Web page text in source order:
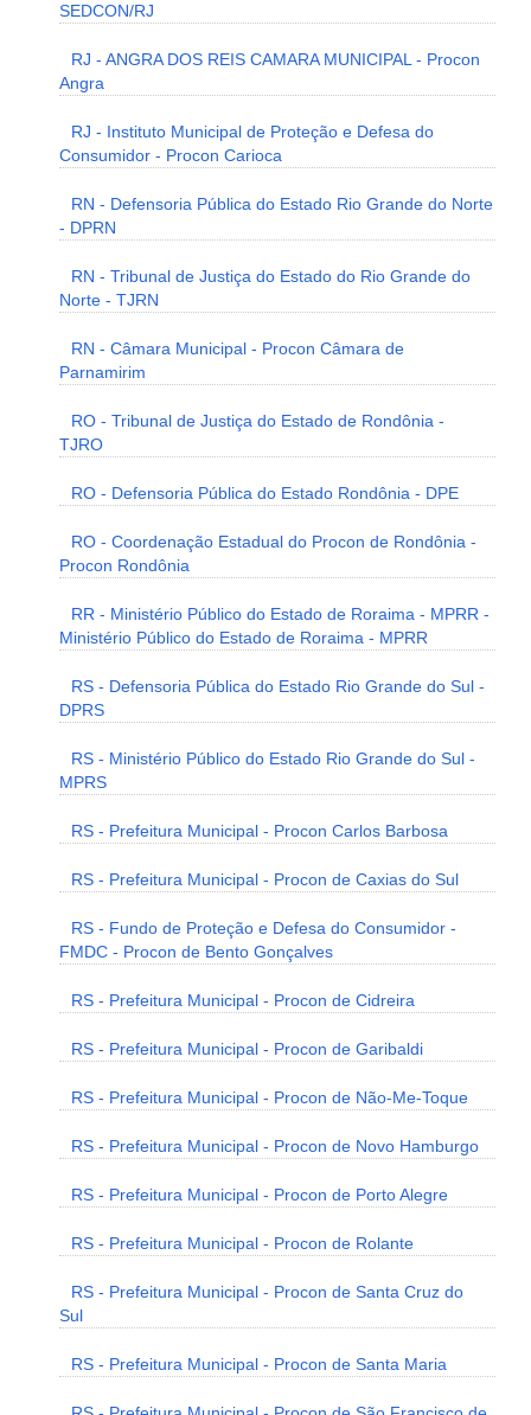
SEDCON/RJ
RJ - ANGRA DOS REIS CAMARA MUNICIPAL - Procon
Angra
RJ - Instituto Municipal de Proteção e Defesa do
Consumidor - Procon Carioca
RN - Defensoria Pública do Estado Rio Grande do Norte
- DPRN
RN - Tribunal de Justiça do Estado do Rio Grande do
Norte - TJRN
RN - Câmara Municipal - Procon Câmara de
Parnamirim
RO - Tribunal de Justiça do Estado de Rondônia -
TJRO
RO - Defensoria Pública do Estado Rondônia - DPE
RO - Coordenação Estadual do Procon de Rondônia -
Procon Rondônia
RR - Ministério Público do Estado de Roraima - MPRR -
Ministério Público do Estado de Roraima - MPRR
RS - Defensoria Pública do Estado Rio Grande do Sul -
DPRS
RS - Ministério Público do Estado Rio Grande do Sul -
MPRS
RS - Prefeitura Municipal - Procon Carlos Barbosa
RS - Prefeitura Municipal - Procon de Caxias do Sul
RS - Fundo de Proteção e Defesa do Consumidor -
FMDC - Procon de Bento Gonçalves
RS - Prefeitura Municipal - Procon de Cidreira
RS - Prefeitura Municipal - Procon de Garibaldi
RS - Prefeitura Municipal - Procon de Não-Me-Toque
RS - Prefeitura Municipal - Procon de Novo Hamburgo
RS - Prefeitura Municipal - Procon de Porto Alegre
RS - Prefeitura Municipal - Procon de Rolante
RS - Prefeitura Municipal - Procon de Santa Cruz do
Sul
RS - Prefeitura Municipal - Procon de Santa Maria